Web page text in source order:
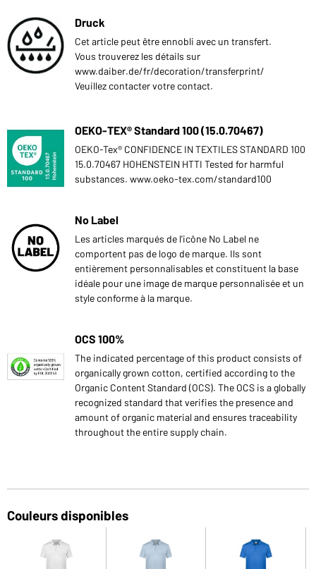
Druck
Cet article peut être ennobli avec un transfert.
Vous trouverez les détails sur
www.daiber.de/fr/decoration/transferprint/
Veuillez contacter votre contact.
OEKO-TEX® Standard 100 (15.0.70467)
OEKO-Tex® CONFIDENCE IN TEXTILES STANDARD 100
15.0.70467 HOHENSTEIN HTTI Tested for harmful
substances. www.oeko-tex.com/standard100
No Label
Les articles marqués de l'icône No Label ne
comportent pas de logo de marque. Ils sont
entièrement personnalisables et constituent la base
idéale pour une image de marque personnalisée et un
style conforme à la marque.
OCS 100%
The indicated percentage of this product consists of
organically grown cotton, certified according to the
Organic Content Standard (OCS). The OCS is a globally
recognized standard that verifies the presence and
amount of organic material and ensures traceability
throughout the entire supply chain.
Couleurs disponibles